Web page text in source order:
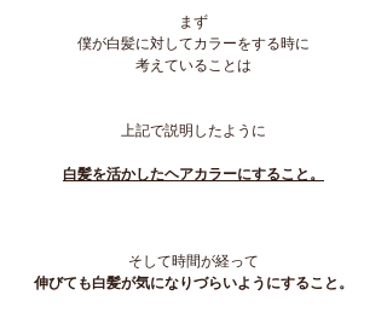
まず
僕が白髪に対してカラーをする時に
考えていることは
上記で説明したように
白髪を活かしたヘアカラーにすること。
そして時間が経って
伸びても白髪が気になりづらいようにすること。